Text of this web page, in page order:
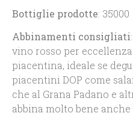
Bottiglie prodotte: 35000
Abbinamenti consigliati
vino rosso per
piacentina, ideale se
piacentini DOP come
che al Grana Padano e
abbina molto bene